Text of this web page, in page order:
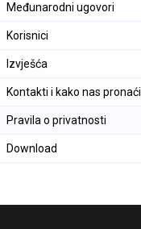
Međunarodni ugovori
Korisnici
Izvješća
Kontakti i kako nas pronaći
Pravila o privatnosti
Download